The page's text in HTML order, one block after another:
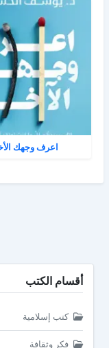
اعرف وجهك
أقسام الكتب
كتب إسلامية
فكر وثقافة